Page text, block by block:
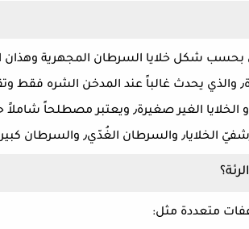
شكل خلايا السرطان المجهرية وهذان
سرطان الرئة ذو الخلايا الصغيرة٫ والذي يحدث غالباً عند
للنوع الثاني وهو سرطان الرئة ذو الخلايا الغير
كبير الخلايا.
متعددة مثل: